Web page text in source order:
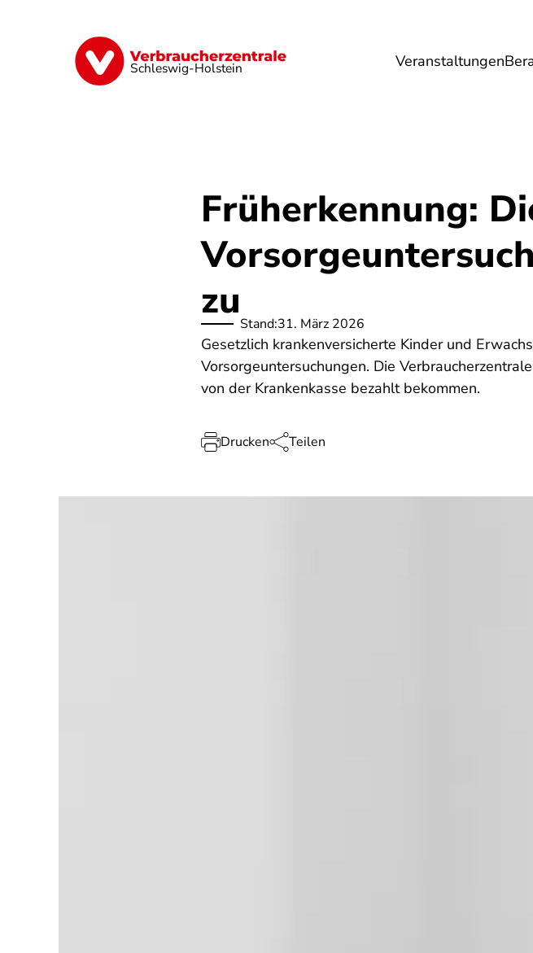
Schleswig-Holstein Veranstaltungen
Finanzen Digitales Lebensmittel Umwelt
Früherkennung:
zuStand:31. März 2026
Gesetzlich krankenversicherte Kinder und
Vorsorgeuntersuchungen. Die
von der Krankenkasse bezahlt bekommen.
Drucken Teilen